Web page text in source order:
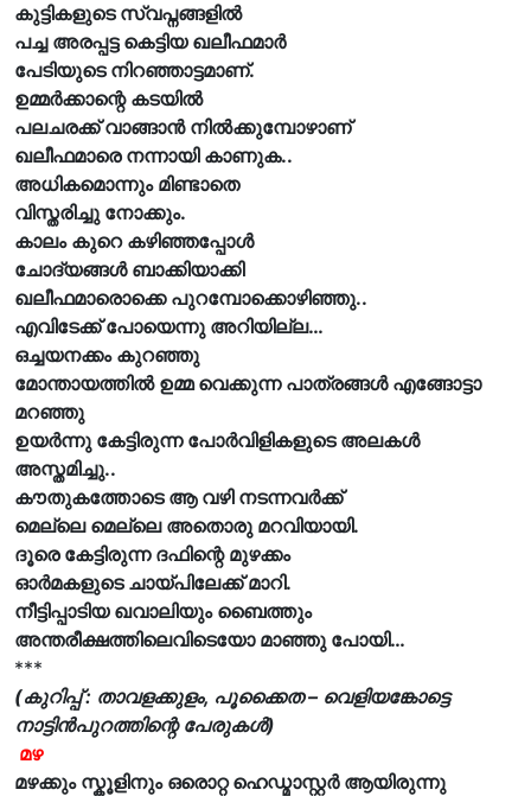
കുട്ടികളുടെ സ്വപ്നങ്ങളിൽ
പച്ച അരപ്പട്ട കെട്ടിയ ഖലീഫമാർ
പേടിയുടെ നിറഞ്ഞാട്ടമാണ്.
ഉമ്മർക്കാന്റെ കടയിൽ
പലചരക്ക് വാങ്ങാൻ നിൽക്കുമ്പോഴാണ്
ഖലീഫമാരെ നന്നായി കാണുക..
അധികമൊന്നും മിണ്ടാതെ
വിസ്തരിച്ചു നോക്കും.
കാലം കുറെ കഴിഞ്ഞപ്പോൾ
ചോദ്യങ്ങൾ ബാക്കിയാക്കി
ഖലീഫമാരൊക്കെ പുറമ്പോക്കൊഴിഞ്ഞു..
എവിടേക്ക് പോയെന്നു അറിയില്ല…
ഒച്ചയനക്കം കുറഞ്ഞു
മോന്തായത്തിൽ ഉമ്മ വെക്കുന്ന പാത്രങ്ങൾ എങ്ങോട്ടാ
മറഞ്ഞു
ഉയർന്നു കേട്ടിരുന്ന പോർവിളികളുടെ അലകൾ
അസ്തമിച്ചു..
കൗതുകത്തോടെ ആ വഴി നടന്നവർക്ക്
മെല്ലെ മെല്ലെ അതൊരു മറവിയായി.
ദൂരെ കേട്ടിരുന്ന ദഫിന്റെ മുഴക്കം
ഓർമകളുടെ ചായ്‌പിലേക്ക് മാറി.
നീട്ടിപ്പാടിയ ഖവാലിയും ബൈത്തും
അന്തരീക്ഷത്തിലെവിടെയോ മാഞ്ഞു പോയി…
***
(കുറിപ്പ് : താവളക്കുളം, പൂക്കൈത – വെളിയങ്കോട്ടെ
നാട്ടിൻപുറത്തിന്റെ പേരുകൾ)
മഴ
മഴക്കും സ്കൂളിനും ഒരൊറ്റ ഹെഡ്മാസ്റ്റർ ആയിരുന്നു